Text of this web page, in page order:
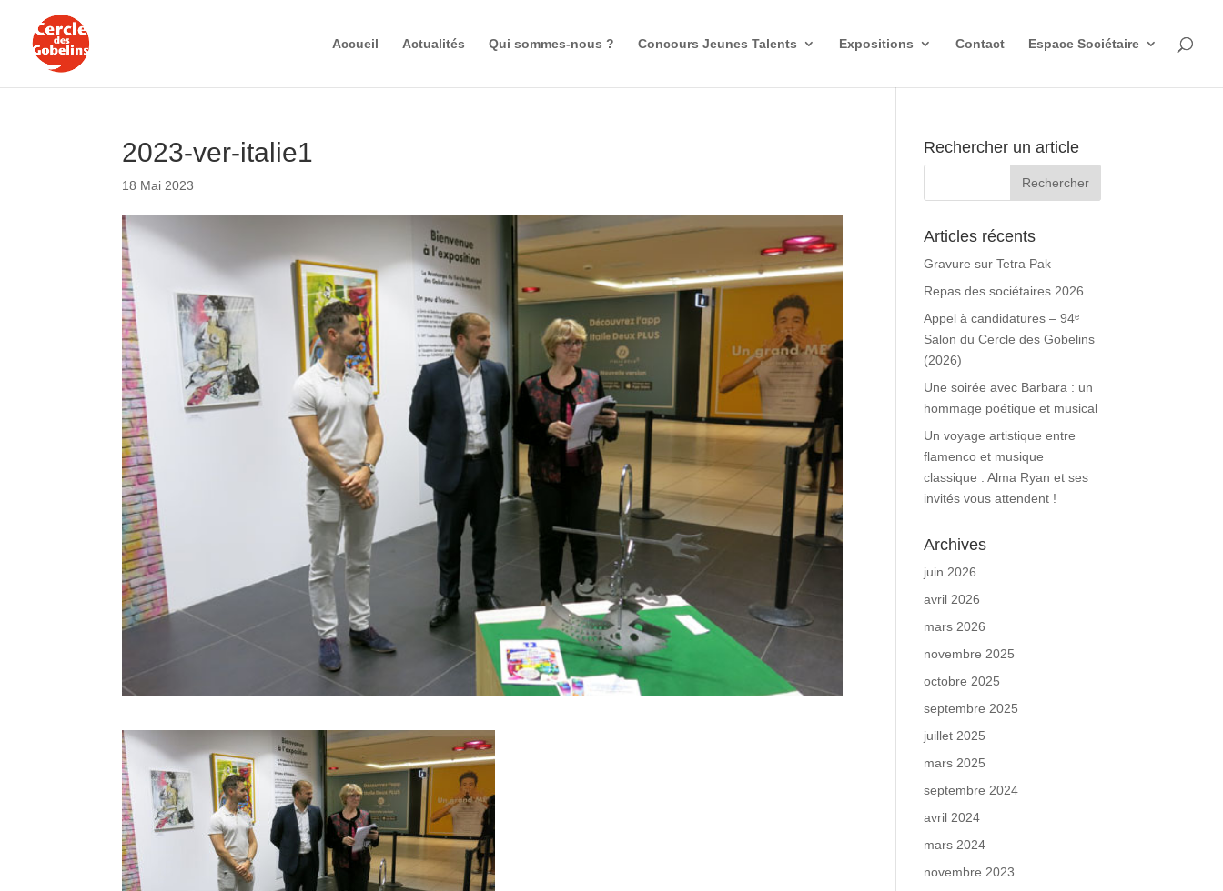
Accueil Actualités Qui sommes-nous ? Concours Jeunes Talents Expositions Contact Espace Sociétaire
2023-ver-italie1
18 Mai 2023
Rechercher un article
Articles récents
Gravure sur Tetra Pak
Repas des sociétaires 2026
Appel à candidatures – 94ᵉ
Salon du Cercle des Gobelins
(2026)
Une soirée avec Barbara : un
hommage poétique et musical
Un voyage artistique entre
flamenco et musique
classique : Alma Ryan et ses
invités vous attendent !
Archives
juin 2026
avril 2026
mars 2026
novembre 2025
octobre 2025
septembre 2025
juillet 2025
mars 2025
septembre 2024
avril 2024
mars 2024
novembre 2023